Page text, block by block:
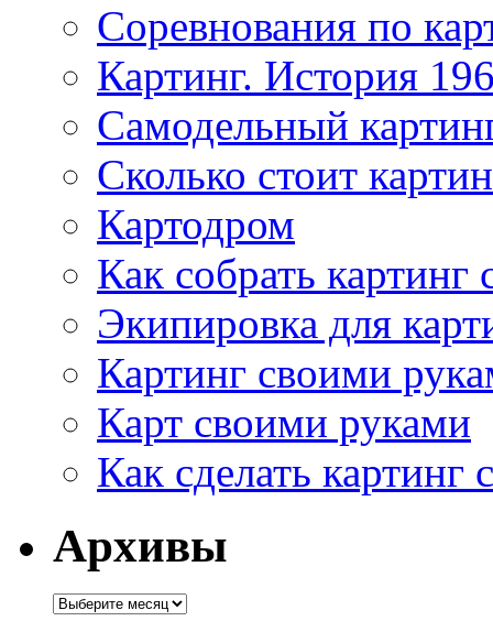
Соревнования по
Картинг. История
Самодельный
Сколько стоит
Картодром
Как собрать
Экипировка для
Картинг своими
Карт своими руками
Как сделать
Архивы